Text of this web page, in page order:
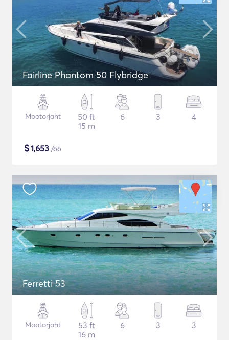
Fairline Phantom 50 Flybridge
Mootorjaht
50 ft
15 m
6 3 4
$1,653 /öö
Ferretti 53
Mootorjaht
53 ft
16 m
6 3 3